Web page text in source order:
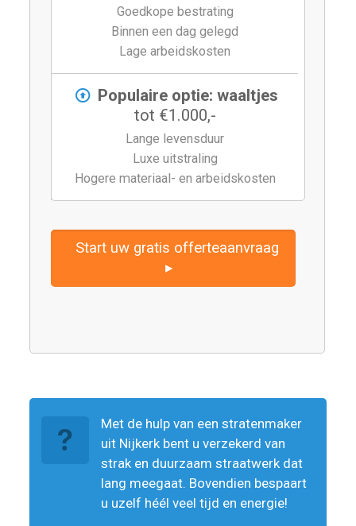
Goedkope bestrating
Binnen een dag gelegd
Lage arbeidskosten
Populaire optie: waaltjes
tot €1.000,-
Lange levensduur
Luxe uitstraling
Hogere materiaal- en arbeidskosten
Start uw gratis offerteaanvraag
▸
Met de hulp van een stratenmaker
uit Nijkerk bent u verzekerd van
strak en duurzaam straatwerk dat
lang meegaat. Bovendien bespaart
u uzelf héél veel tijd en energie!